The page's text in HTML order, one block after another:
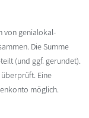
von genialokal-
Die Summe
(und ggf. gerundet).
Eine
möglich.